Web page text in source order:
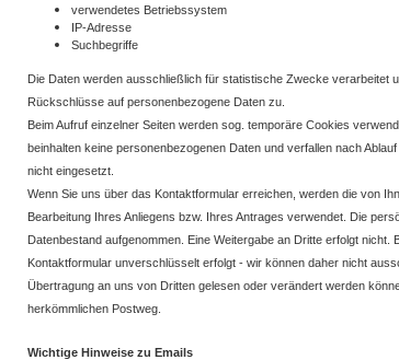
verwendetes Betriebssystem
IP-Adresse
Suchbegriffe
Die Daten werden ausschließlich für statistische Zwecke verarbeitet
Rückschlüsse auf personenbezogene Daten zu.
Beim Aufruf einzelner Seiten werden sog. temporäre Cookies
beinhalten keine personenbezogenen Daten und verfallen nach
nicht eingesetzt.
Wenn Sie uns über das Kontaktformular erreichen, werden die von
Bearbeitung Ihres Anliegens bzw. Ihres Antrages verwendet. Die
Datenbestand aufgenommen. Eine Weitergabe an Dritte erfolgt
Kontaktformular unverschlüsselt erfolgt - wir können daher nicht
Übertragung an uns von Dritten gelesen oder verändert werden
herkömmlichen Postweg.
Wichtige Hinweise zu Emails